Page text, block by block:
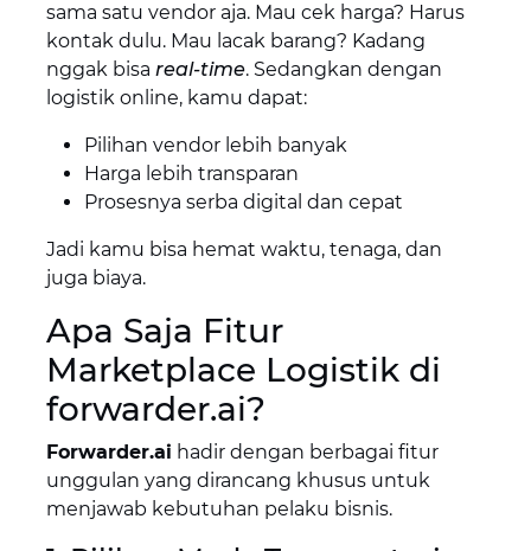
sama satu vendor aja. Mau cek harga? Harus
kontak dulu. Mau lacak barang? Kadang
nggak bisa real-time. Sedangkan dengan
logistik online, kamu dapat:
Pilihan vendor lebih banyak
Harga lebih transparan
Prosesnya serba digital dan cepat
Jadi kamu bisa hemat waktu, tenaga, dan
juga biaya.
Apa Saja Fitur
Marketplace Logistik di
forwarder.ai?
Forwarder.ai hadir dengan berbagai fitur
unggulan yang dirancang khusus untuk
menjawab kebutuhan pelaku bisnis.